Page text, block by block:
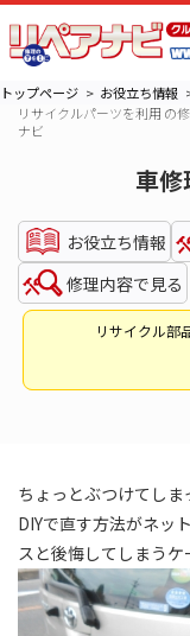
トップページ お役立ち情報
リサイクルパーツを利用 の
ナビ
車修
お役立ち情報
修理内容で見る
リサイクル部
ちょっとぶつけてしま
DIYで直す方法がネッ
スと後悔してしまうケ